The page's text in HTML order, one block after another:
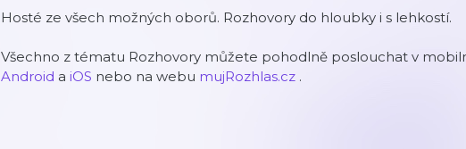
Hosté ze všech možných oborů. Rozhovory do hloubky i s lehkostí.
Všechno z tématu Rozhovory můžete pohodlně poslouchat v
Android a iOS nebo na webu mujRozhlas.cz .